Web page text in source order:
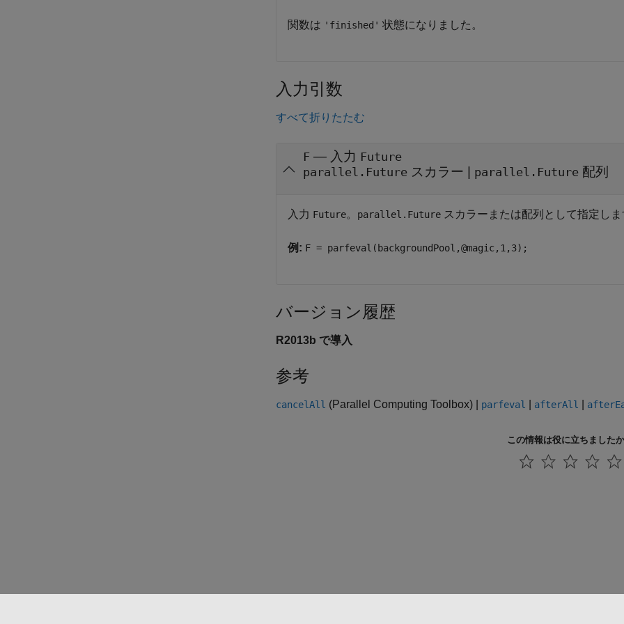
関数は 'finished' 状態になりました。
入力引数
すべて折りたたむ
F — 入力 Future
parallel.Future スカラー parallel.Future 配列
入力 Future。 parallel.Future スカラーまたは配列として指定し
例: F = parfeval(backgroundPool,@magic,1,3);
バージョン履歴
R2013b で導入
参考
cancelAll (Parallel Computing Toolbox) parfeval afterAll
この情報は役に立ちました